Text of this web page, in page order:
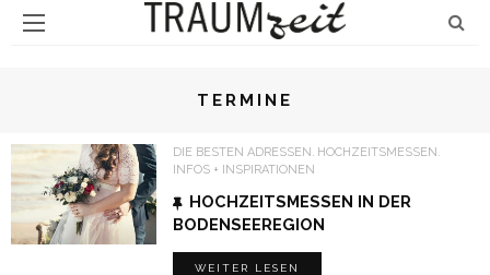
TERMINE
DIE BESTEN ADRESSEN HOCHZEITSMESSEN
INFOS + INSPIRATIONEN
HOCHZEITSMESSEN IN DER
BODENSEEREGION
WEITER LESEN